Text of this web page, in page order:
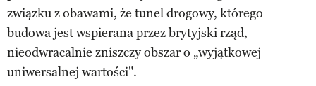
związku z obawami, że tunel drogowy, którego
budowa jest wspierana przez brytyjski rząd,
nieodwracalnie zniszczy obszar o „wyjątkowej
uniwersalnej wartości".